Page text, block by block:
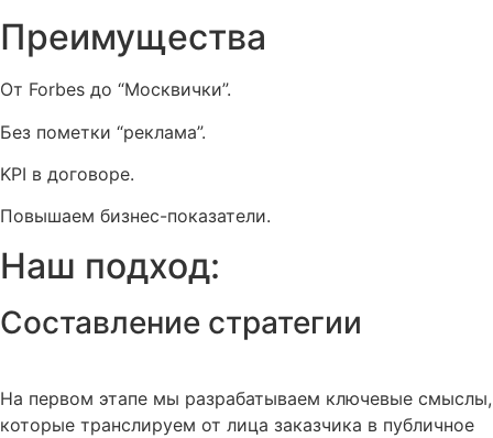
Преимущества
От Forbes до “Москвички”.
Без пометки “реклама”.
KPI в договоре.
Повышаем бизнес-показатели.
Наш подход:
Составление стратегии
На первом этапе мы разрабатываем ключевые смыслы,
которые транслируем от лица заказчика в публичное